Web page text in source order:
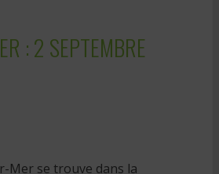
: 2 SEPTEMBRE
Mer se trouve dans la